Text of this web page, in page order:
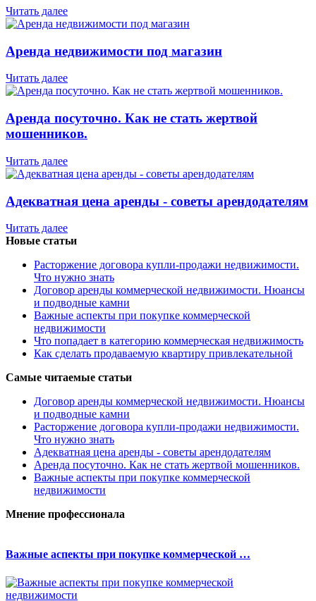
Читать далее
Аренда недвижимости под магазин
Читать далее
Аренда посуточно. Как не стать жертвой
мошенников.
Читать далее
Адекватная цена аренды - советы арендодателям
Читать далее
Новые статьи
Расторжение договора купли-продажи недвижимости.
Что нужно знать
Договор аренды коммерческой недвижимости. Нюансы
и подводные камни
Важные аспекты при покупке коммерческой
недвижимости
Что попадает в категорию коммерческая недвижимость
Как сделать продаваемую квартиру привлекательной
Самые читаемые статьи
Договор аренды коммерческой недвижимости. Нюансы
и подводные камни
Расторжение договора купли-продажи недвижимости.
Что нужно знать
Адекватная цена аренды - советы арендодателям
Аренда посуточно. Как не стать жертвой мошенников.
Важные аспекты при покупке коммерческой
недвижимости
Мнение профессионала
Важные аспекты при покупке коммерческой …